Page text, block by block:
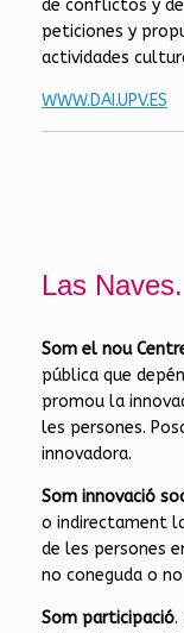
de conflictos y
peticiones y
actividades
WWW.DAI.UPV.ES
Las
Som el nou
pública que
promou la
les persones.
innovadora.
Som innovació
o indirectament
de les persones
no coneguda o
Som participació.